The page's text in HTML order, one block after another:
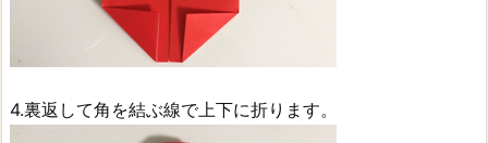
4.裏返して角を結ぶ線で上下に折ります。